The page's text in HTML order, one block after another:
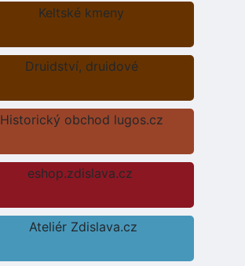
Keltské kmeny
Druidství, druidové
Historický obchod lugos.cz
eshop.zdislava.cz
Ateliér Zdislava.cz